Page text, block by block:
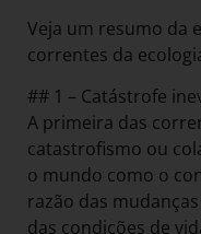
Veja um resumo da
correntes da
## 1 – Catástrofe
A primeira das
catastrofismo ou
o mundo como o
razão das
das condições de